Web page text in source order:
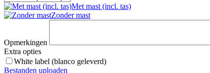
Met mast (incl. tas)
Zonder mast
Opmerkingen
Extra opties
White label (blanco geleverd)
Bestanden uploaden